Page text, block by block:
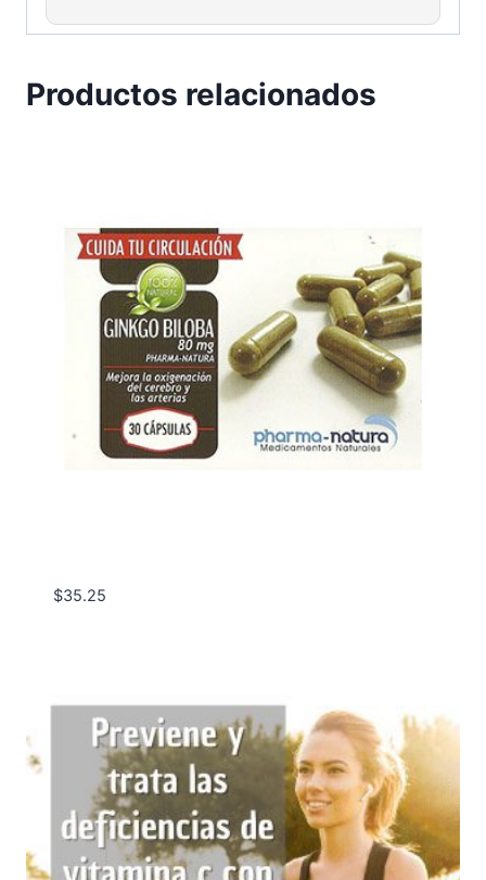
Productos relacionados
$35.25